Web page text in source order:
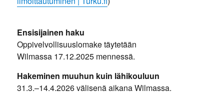
Ensisijainen haku
Oppivelvollisuuslomake täytetään
Wilmassa 17.12.2025 mennessä.
Hakeminen muuhun kuin lähikouluun
31.3.–14.4.2026 välisenä aikana Wilmassa.